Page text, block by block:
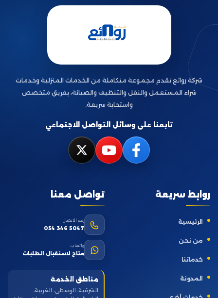
شركة روائع تقدم مجموعة متكاملة من الخدمات المنزلية وخدمات
شراء المستعمل والنقل والتنظيف والصيانة، بفريق متخصص
واستجابة سريعة.
تابعنا على وسائل التواصل الاجتماعي
روابط سريعة
الرئيسية
من نحن
خدماتنا
المدونة
تواصل معنا
رقم الاتصال
054 346 5047
واتساب
متاح لاستقبال الطلبات
مناطق الخدمة
الشرقية، الوسطى، الغربية،